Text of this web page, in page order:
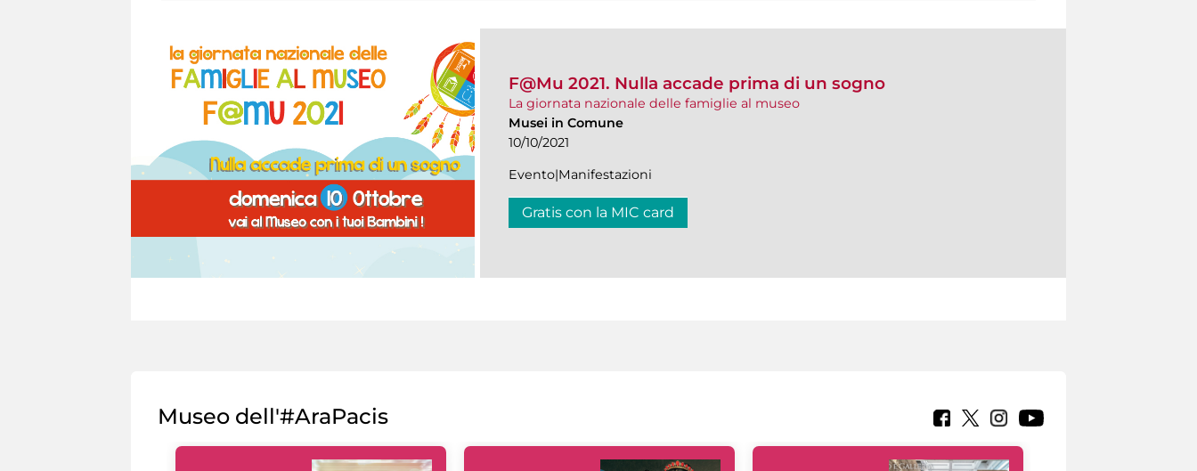
F@Mu 2021. Nulla accade prima di un sogno
La giornata nazionale delle famiglie al museo
Musei in Comune
10/10/2021
Evento|Manifestazioni
Gratis con la MIC card
Museo dell'#AraPacis